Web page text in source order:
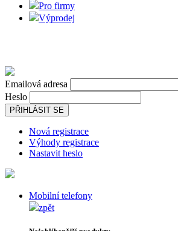
Pro firmy
Výprodej
Emailová adresa
Heslo
PŘIHLÁSIT SE
Nová registrace
Výhody registrace
Nastavit heslo
Mobilní telefony
zpět